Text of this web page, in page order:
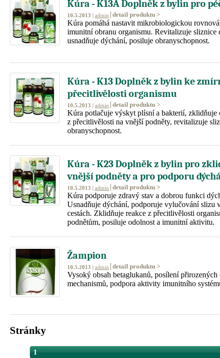
Kúra - K13A Doplněk z bylin pro
10.5.2013 | admin detail produktu >
Kúra pomáhá nastavit mikrobiologickou
imunitní obranu organismu. Revitalizuje sliznice
usnadňuje dýchání, posiluje obranyschopnost.
Kúra - K13 Doplněk z bylin ke
přecitlivělosti organismu
10.5.2013 | admin detail produktu >
Kúra potlačuje výskyt plísní a bakterií, zklidňuje
z přecitlivělosti na vnější podněty, revitalizuje
obranyschopnost.
Kúra - K23 Doplněk z bylin pro
vnější podněty a pro podporu
10.5.2013 | admin detail produktu >
Kúra podporuje zdravý stav a dobrou funkci
Usnadňuje dýchání, podporuje vylučování slizu
cestách. Zklidňuje reakce z přecitlivělosti
podnětům, posiluje odolnost a imunitní aktivitu.
Žampion
10.5.2013 | admin detail produktu >
Vysoký obsah betaglukanů, posílení přirozených
mechanismů, podpora aktivity imunitního
Stránky
1